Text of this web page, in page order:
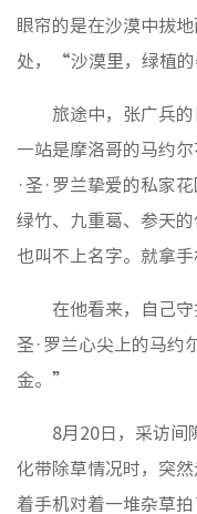
眼帘的是在沙漠中拔
处，“沙漠里，绿植的
旅途中，张广兵
一站是摩洛哥的马约
·圣·罗兰挚爱的私家
绿竹、九重葛、参天
也叫不上名字。就拿
在他看来，自己
圣·罗兰心尖上的马约
金。”
8月20日，采访间
化带除草情况时，突
着手机对着一堆杂草